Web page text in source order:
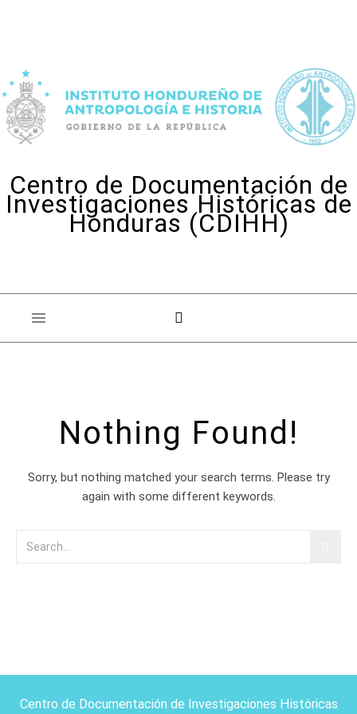
Centro de Documentación de
Investigaciones Históricas de
Honduras (CDIHH)
Nothing Found!
Sorry, but nothing matched your search terms. Please try
again with some different keywords.
Centro de Documentación de Investigaciones Históricas